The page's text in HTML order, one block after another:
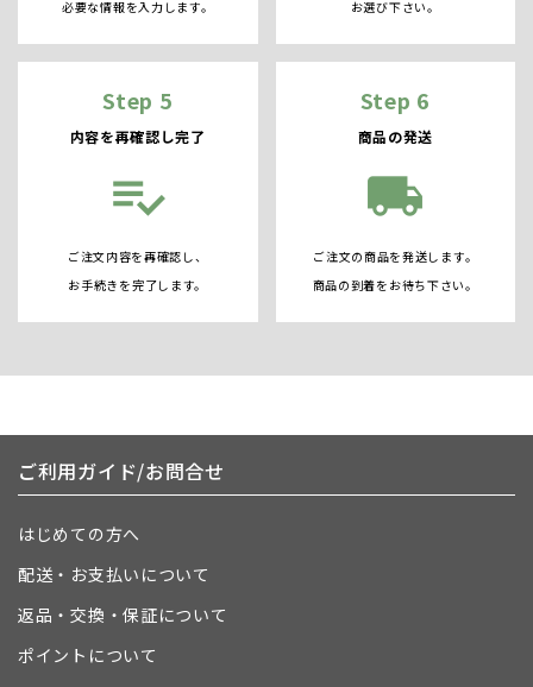
必要な情報を入力します。
お選び下さい。
Step 5
内容を再確認し完了
playlist_add_check
ご注文内容を再確認し、
お手続きを完了します。
Step 6
商品の発送
local_shipping
ご注文の商品を発送します。
商品の到着をお待ち下さい。
ご利用ガイド/お問合せ
はじめての方へ
配送・お支払いについて
返品・交換・保証について
ポイントについて